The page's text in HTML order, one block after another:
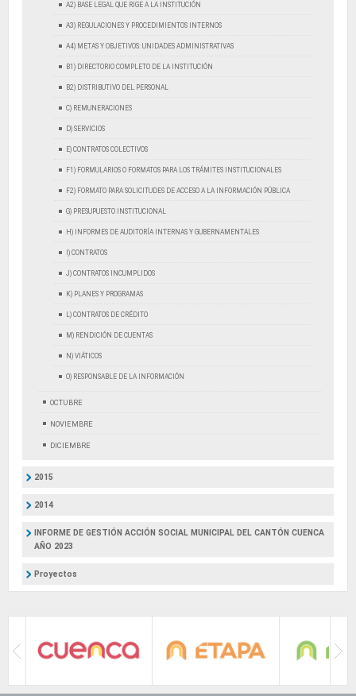
A2) BASE LEGAL QUE RIGE A LA INSTITUCIÓN
A3) REGULACIONES Y PROCEDIMIENTOS INTERNOS
A4) METAS Y OBJETIVOS: UNIDADES ADMINISTRATIVAS
B1) DIRECTORIO COMPLETO DE LA INSTITUCIÓN
B2) DISTRIBUTIVO DEL PERSONAL
C) REMUNERACIONES
D) SERVICIOS
E) CONTRATOS COLECTIVOS
F1) FORMULARIOS O FORMATOS PARA LOS TRÁMITES INSTITUCIONALES
F2) FORMATO PARA SOLICITUDES DE ACCESO A LA INFORMACIÓN PÚBLICA
G) PRESUPUESTO INSTITUCIONAL
H) INFORMES DE AUDITORÍA INTERNAS Y GUBERNAMENTALES
I) CONTRATOS
J) CONTRATOS INCUMPLIDOS
K) PLANES Y PROGRAMAS
L) CONTRATOS DE CRÉDITO
M) RENDICIÓN DE CUENTAS
N) VIÁTICOS
O) RESPONSABLE DE LA INFORMACIÓN
OCTUBRE
NOVIEMBRE
DICIEMBRE
2015
2014
INFORME DE GESTIÓN ACCIÓN SOCIAL MUNICIPAL DEL CANTÓN CUENCA
AÑO 2023
Proyectos